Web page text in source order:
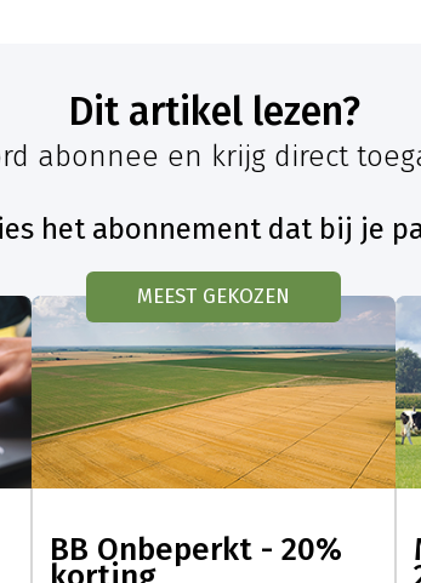
Dit artikel lezen?
abonnee en krijg direct
het abonnement dat bij je
MEEST GEKOZEN
BB Onbeperkt - 20%